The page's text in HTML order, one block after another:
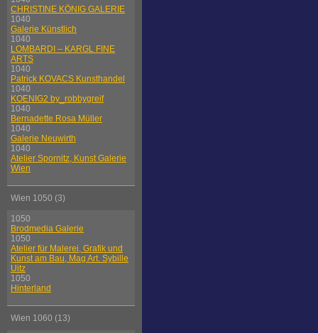
CHRISTINE KÖNIG GALERIE
1040
Galerie Künstlich
1040
LOMBARDI – KARGL FINE
ARTS
1040
Patrick KOVACS Kunsthandel
1040
KOENIG2 by_robbygreif
1040
Bernadette Rosa Müller
1040
Galerie Neuwirth
1040
Atelier Spornitz, Kunst Galerie
Wien
Wien 1050 (3)
1050
Brodmedia Galerie
1050
Atelier für Malerei, Grafik und
Kunst am Bau, Mag Art. Sybille
Uitz
1050
Hinterland
Wien 1060 (13)